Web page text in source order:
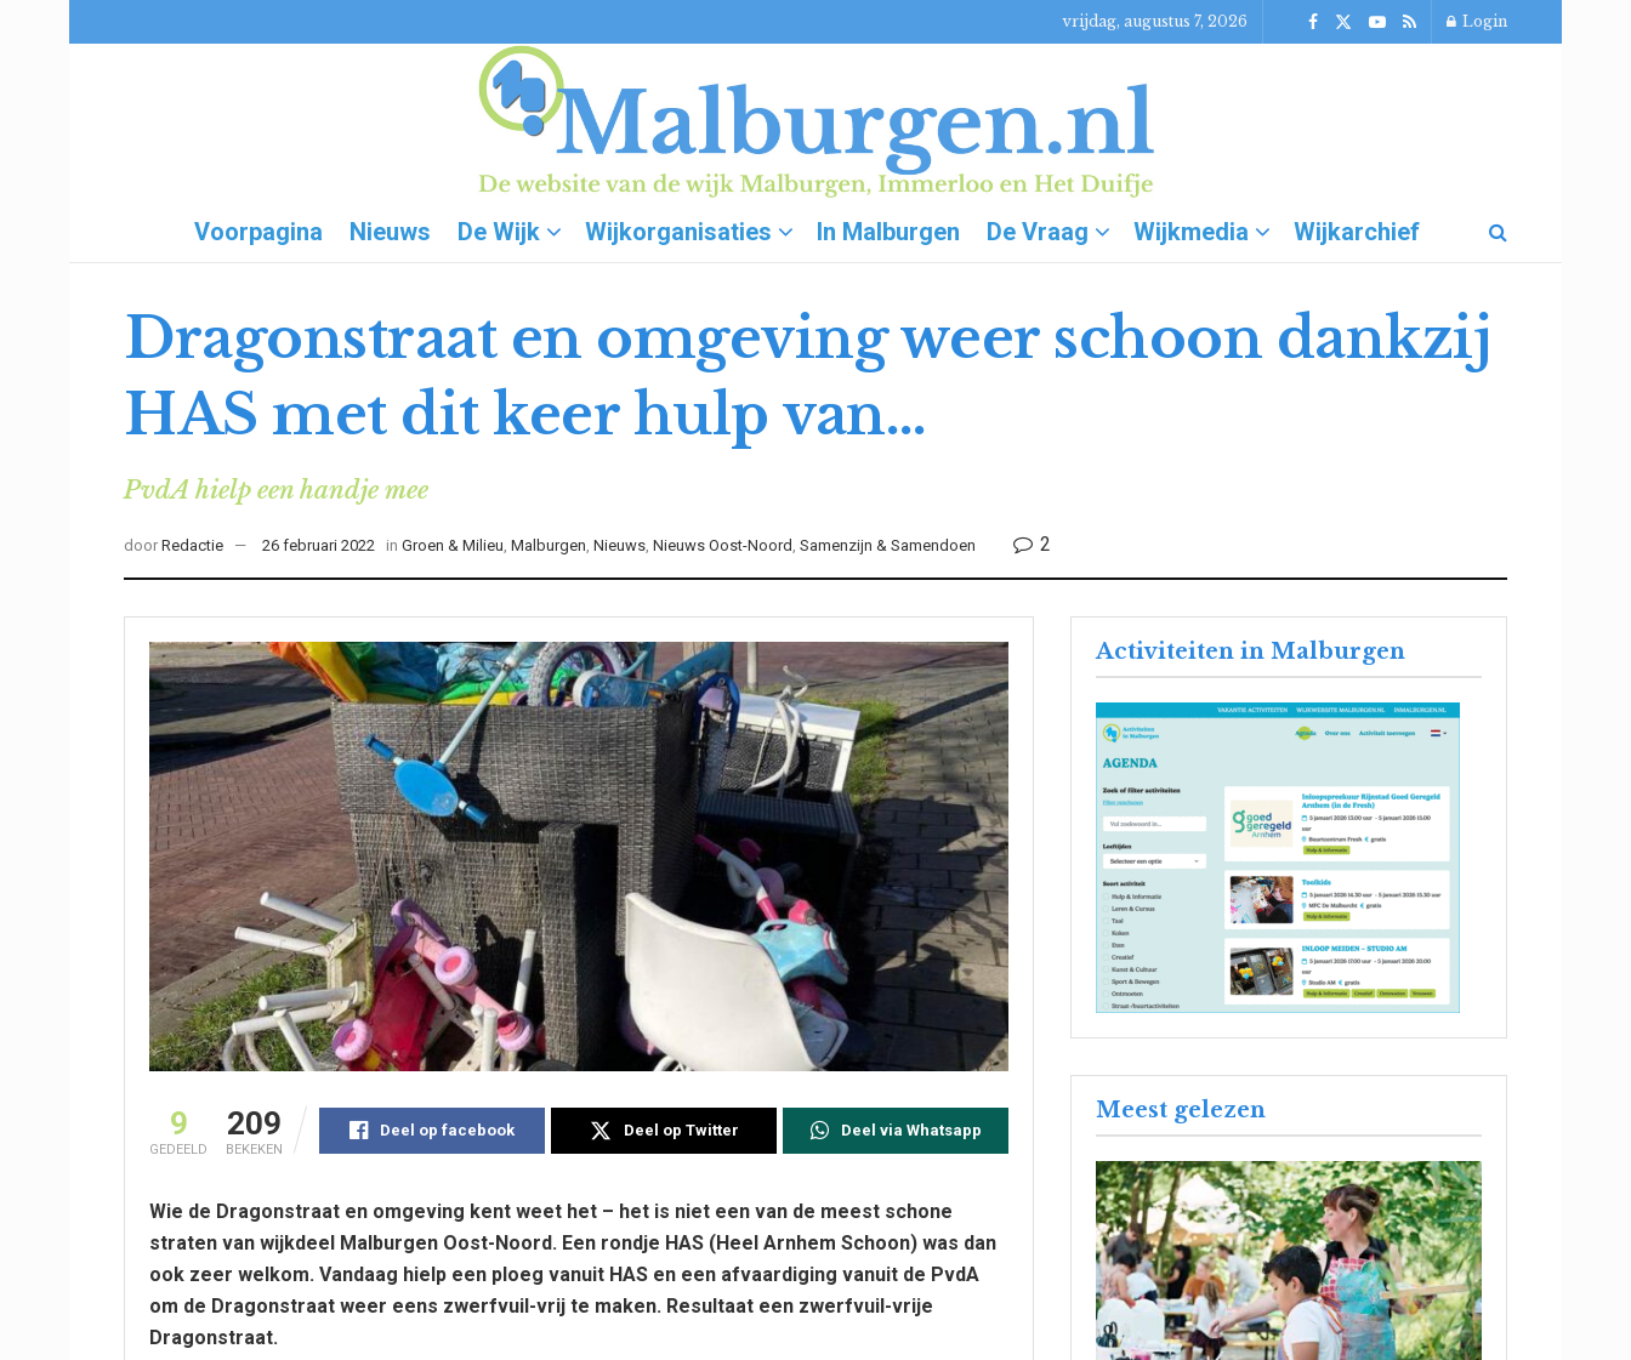
vrijdag, augustus 7, 2026 Login
Voorpagina Nieuws De Wijk Wijkorganisaties In Malburgen De Vraag Wijkmedia Wijkarchief
Dragonstraat en omgeving weer schoon dankzij
HAS met dit keer hulp van…
PvdA hielp een handje mee
door Redactie 26 februari 2022 in Groen & Milieu, Malburgen, Nieuws, Nieuws Oost-Noord , Samenzijn & Samendoen 2
9
GEDEELD
209
BEKEKEN
Deel op facebook Deel op Twitter Deel via Whatsapp
Wie de Dragonstraat en omgeving kent weet het – het is niet een van de meest schone
straten van wijkdeel Malburgen Oost-Noord. Een rondje HAS (Heel Arnhem Schoon) was dan
ook zeer welkom. Vandaag hielp een ploeg vanuit HAS en een afvaardiging vanuit de PvdA
om de Dragonstraat weer eens zwerfvuil-vrij te maken. Resultaat een zwerfvuil-vrije
Dragonstraat.
Activiteiten in Malburgen
Meest gelezen